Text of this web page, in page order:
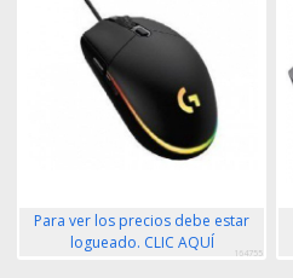
Para ver los precios debe estar
logueado. CLIC AQUÍ
164755